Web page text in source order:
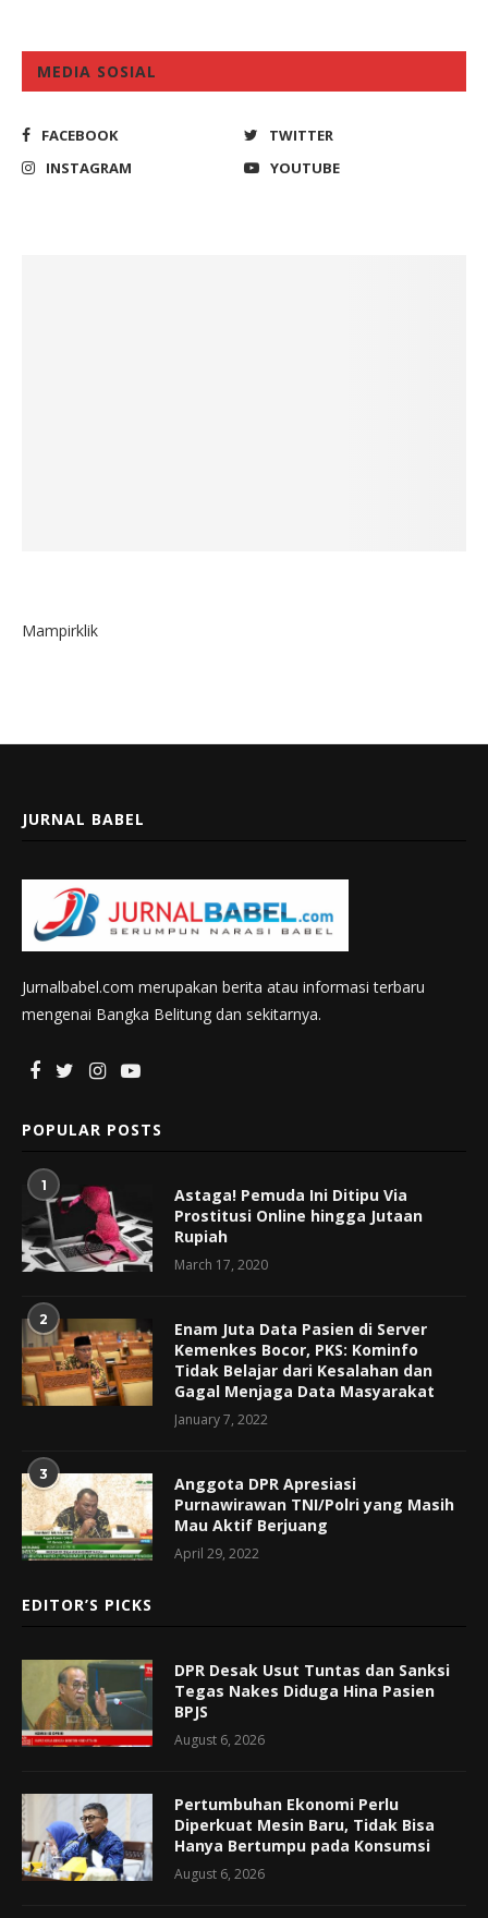
MEDIA SOSIAL
FACEBOOK
TWITTER
INSTAGRAM
YOUTUBE
Mampirklik
JURNAL BABEL
Jurnalbabel.com merupakan berita atau informasi terbaru
mengenai Bangka Belitung dan sekitarnya.
POPULAR POSTS
1
Astaga! Pemuda Ini Ditipu Via
Prostitusi Online hingga Jutaan
Rupiah
March 17, 2020
2
Enam Juta Data Pasien di Server
Kemenkes Bocor, PKS: Kominfo
Tidak Belajar dari Kesalahan dan
Gagal Menjaga Data Masyarakat
January 7, 2022
3
Anggota DPR Apresiasi
Purnawirawan TNI/Polri yang Masih
Mau Aktif Berjuang
April 29, 2022
EDITOR’S PICKS
DPR Desak Usut Tuntas dan Sanksi
Tegas Nakes Diduga Hina Pasien
BPJS
August 6, 2026
Pertumbuhan Ekonomi Perlu
Diperkuat Mesin Baru, Tidak Bisa
Hanya Bertumpu pada Konsumsi
August 6, 2026